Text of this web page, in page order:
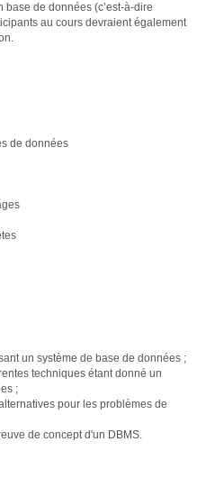
de données (c’est-à-dire
au cours devraient également
de données
un système de base de données ;
techniques étant donné un
;
pour les problèmes de
de concept d'un DBMS.